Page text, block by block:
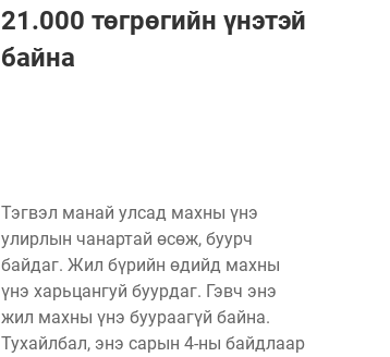
21.000 төгрөгийн үнэтэй
байна
Тэгвэл манай улсад махны үнэ
улирлын чанартай өсөж, буурч
байдаг. Жил бүрийн өдийд махны
үнэ харьцангуй буурдаг. Гэвч энэ
жил махны үнэ буураагүй байна.
Тухайлбал, энэ сарын 4-ны байдлаар